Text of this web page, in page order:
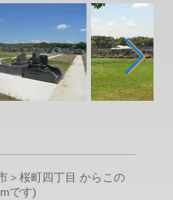
＞桜町四丁目 からこの
です)